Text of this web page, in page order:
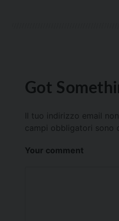
Got
Il tuo indirizzo email
campi obbligatori sono
Your comment